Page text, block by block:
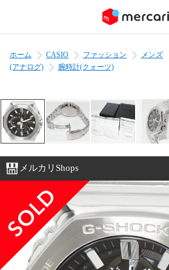
ホーム CASIO ファッション メンズ
(アナログ)
腕時計(クォーツ)
メルカリShops